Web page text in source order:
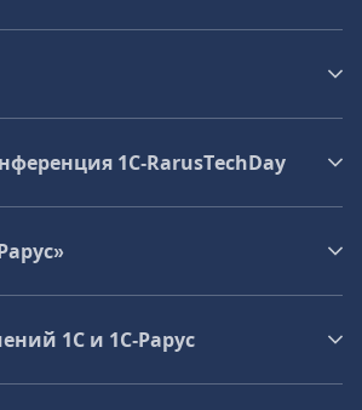
1C‑RarusTechDay
1С и 1С‑Рарус